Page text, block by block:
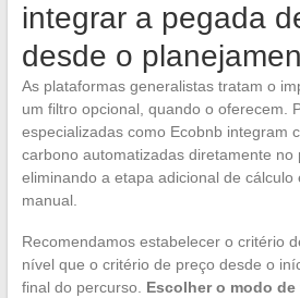
integrar a pegada
desde o
As plataformas generalistas tratam o
um filtro opcional, quando o oferecem.
especializadas como Ecobnb integram
carbono automatizadas diretamente no
eliminando a etapa adicional de cálculo
manual.
Recomendamos estabelecer o critério
nível que o critério de preço desde o
final do percurso. Escolher o modo